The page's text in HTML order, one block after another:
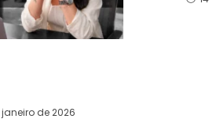
de 2026